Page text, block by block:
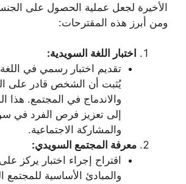
الأخيرة لجعل عملية الحصول على
ومن أبرز هذه المقترحات:
اختبار اللغة السويدية:
تقديم اختبار رسمي في
يُثبت أن الشخص قادر على
والاندماج في المجتمع. هذا
إلى تعزيز فرص الفرد في
والمشاركة الاجتماعية.
معرفة المجتمع السويدي:
اقتراح إجراء اختبار يركز
والمبادئ الأساسية للمجتمع